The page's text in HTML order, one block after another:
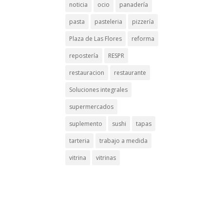
noticia ocio panadería
pasta pasteleria pizzería
Plaza de Las Flores reforma
repostería RESPR
restauracion restaurante
Soluciones integrales
supermercados
suplemento sushi tapas
tarteria trabajo a medida
vitrina vitrinas